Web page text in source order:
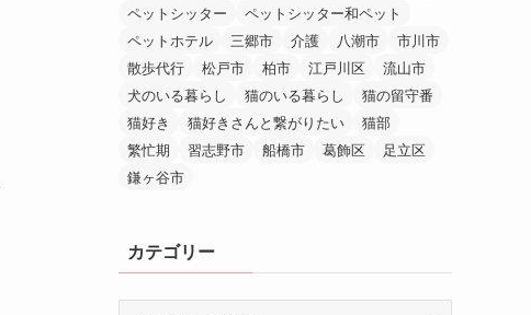
ペットシッター
ペットシッター和ペット
ペットホテル
三郷市 介護 八潮市
市川市
散歩代行
松戸市 柏市 江戸川区
流山市
犬のいる暮らし
猫のいる暮らし
猫の留守番
猫好き
猫好きさんと繋がりたい
猫部
繁忙期
習志野市 船橋市 葛飾区
足立区
鎌ヶ谷市
カテゴリー